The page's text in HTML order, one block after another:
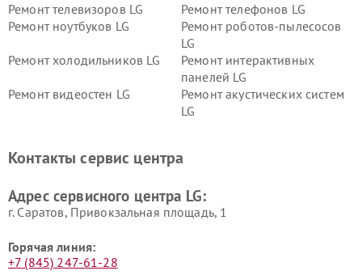
Ремонт телевизоров LG
Ремонт телефонов LG
Ремонт ноутбуков LG
Ремонт роботов-пылесосов
LG
Ремонт холодильников LG
Ремонт интерактивных
панелей LG
Ремонт видеостен LG
Ремонт акустических систем
LG
Ремонт морозильных камер
Ремонт вертикальных
Контакты сервис центра
Адрес сервисного центра LG:
г. Саратов, Привокзальная площадь, 1
Горячая линия:
+7 (845) 247-61-28